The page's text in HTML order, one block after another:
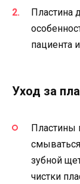
Пластина
пациента
Уход за
зубной
чистки